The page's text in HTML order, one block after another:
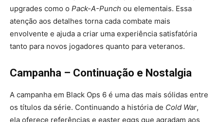
upgrades como o Pack-A-Punch ou elementais. Essa
atenção aos detalhes torna cada combate mais
envolvente e ajuda a criar uma experiência satisfatória
tanto para novos jogadores quanto para veteranos.
Campanha – Continuação e Nostalgia
A campanha em Black Ops 6 é uma das mais sólidas entre
os títulos da série. Continuando a história de Cold War,
ela oferece referências e easter eggs que agradam aos